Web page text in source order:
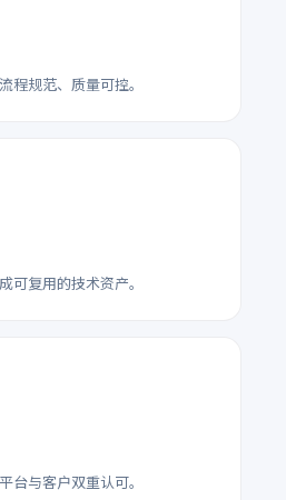
程规范、质量可控。
可复用的技术资产。
台与客户双重认可。